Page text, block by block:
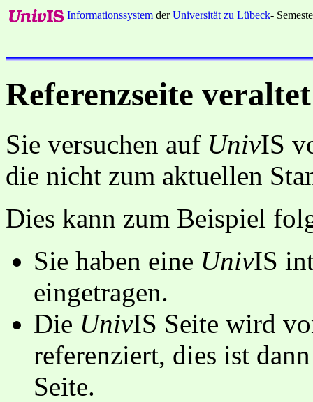
Informationssystem derUniversität zu Lübeck-
Referenzseite veraltet
Sie versuchen auf UnivIS
die nicht zum aktuellen
Dies kann zum Beispiel
Sie haben eine UnivIS
eingetragen.
Die UnivIS Seite wird
referenziert, dies ist
Seite.